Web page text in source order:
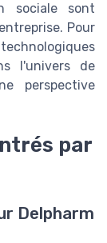
sociale sont
Pour
l'univers de
perspective
par
Delpharm